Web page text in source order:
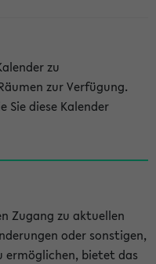
zu
zur Verfügung.
Sie diese Kalender
Zugang zu aktuellen
oder sonstigen,
ermöglichen, bietet das